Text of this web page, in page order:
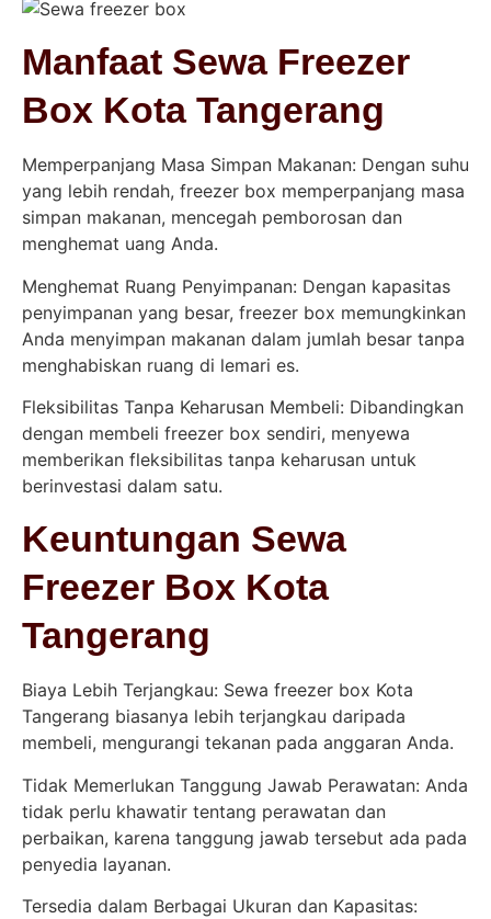
Manfaat Sewa Freezer
Box Kota Tangerang
Memperpanjang Masa Simpan Makanan: Dengan suhu
yang lebih rendah, freezer box memperpanjang masa
simpan makanan, mencegah pemborosan dan
menghemat uang Anda.
Menghemat Ruang Penyimpanan: Dengan kapasitas
penyimpanan yang besar, freezer box memungkinkan
Anda menyimpan makanan dalam jumlah besar tanpa
menghabiskan ruang di lemari es.
Fleksibilitas Tanpa Keharusan Membeli: Dibandingkan
dengan membeli freezer box sendiri, menyewa
memberikan fleksibilitas tanpa keharusan untuk
berinvestasi dalam satu.
Keuntungan Sewa
Freezer Box Kota
Tangerang
Biaya Lebih Terjangkau: Sewa freezer box Kota
Tangerang biasanya lebih terjangkau daripada
membeli, mengurangi tekanan pada anggaran Anda.
Tidak Memerlukan Tanggung Jawab Perawatan: Anda
tidak perlu khawatir tentang perawatan dan
perbaikan, karena tanggung jawab tersebut ada pada
penyedia layanan.
Tersedia dalam Berbagai Ukuran dan Kapasitas: